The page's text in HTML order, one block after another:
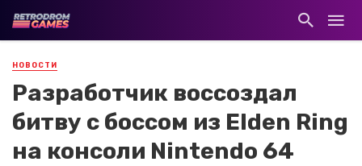
НОВОСТИ
Разработчик воссоздал
битву с боссом из Elden Ring
на консоли Nintendo 64